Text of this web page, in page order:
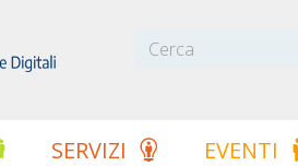
SERVIZI EVENTI